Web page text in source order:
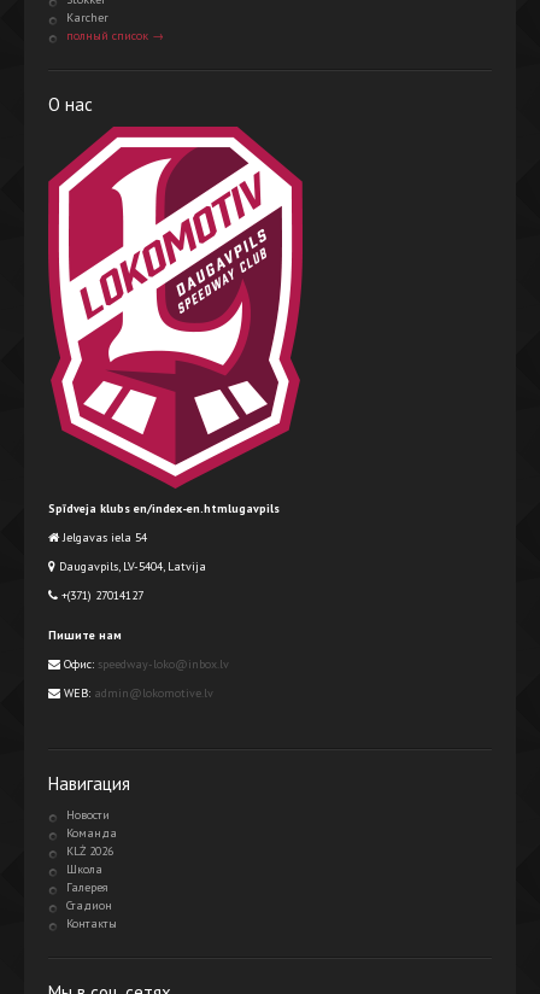
Karcher
полный список →
О нас
Spīdveja klubs en/index-en.htmlugavpils
Jelgavas iela 54
Daugavpils, LV-5404, Latvija
+(371) 27014127
Пишите нам
Офис: speedway-loko@inbox.lv
WEB: admin@lokomotive.lv
Навигация
Новости
Команда
KLŻ 2026
Школа
Галерея
Стадион
Контакты